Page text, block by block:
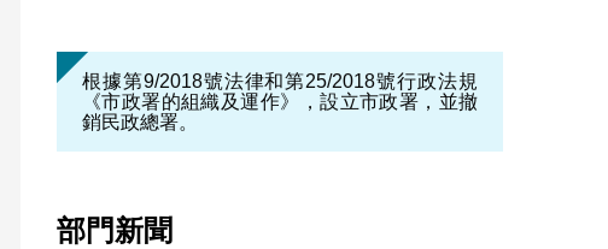
根據第9/2018號法律和第25/2018號行政法規
《市政署的組織及運作》，設立市政署，並撤
銷民政總署。
部門新聞